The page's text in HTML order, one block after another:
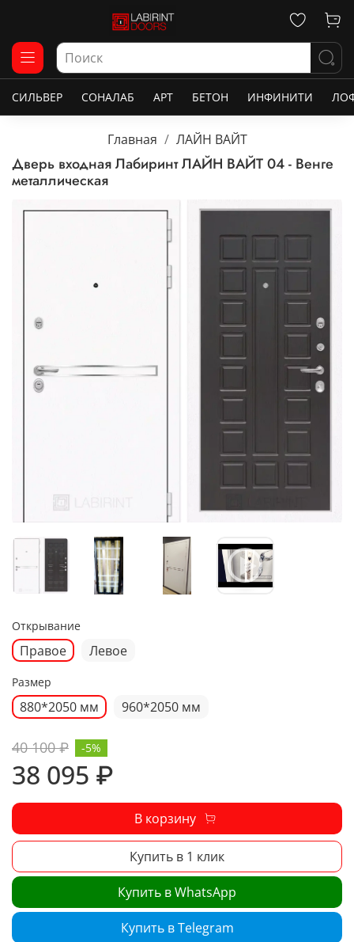
СИЛЬВЕР СОНАЛАБ АРТ БЕТОН ИНФИНИТИ
Главная ЛАЙН ВАЙТ
Дверь входная Лабиринт ЛАЙН ВАЙТ 04 - Венге
металлическая
Открывание
Правое Левое
Размер
880*2050 мм 960*2050 мм
40 100 ₽
38 095 ₽
-5%
В корзину
Купить в 1 клик
Купить в WhatsApp
Купить в Telegram